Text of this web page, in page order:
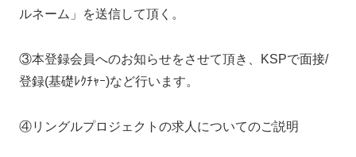
ルネーム」を送信して頂く。
③本登録会員へのお知らせをさせて頂き、KSPで面接/
登録(基礎ﾚｸﾁｬｰ)など行います。
④リングルプロジェクトの求人についてのご説明